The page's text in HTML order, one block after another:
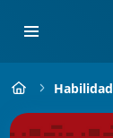
Habilidad